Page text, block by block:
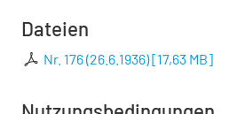
Dateien
Nr. 176 (26.6.1936)[17,63 MB]